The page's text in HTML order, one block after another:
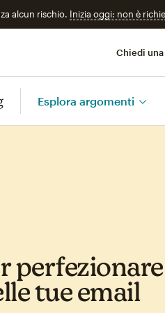
alcun rischio. Inizia oggi: non è
Chiedi
Esplora argomenti
tue email